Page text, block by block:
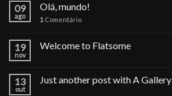
09
ago
Olá, mundo!
1 Comentário
19
nov
Welcome to Flatsome
13
out
Just another post with A Gallery